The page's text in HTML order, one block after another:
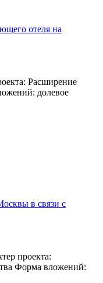
отеля на
Расширение
долевое
в связи с
проекта:
Форма вложений: